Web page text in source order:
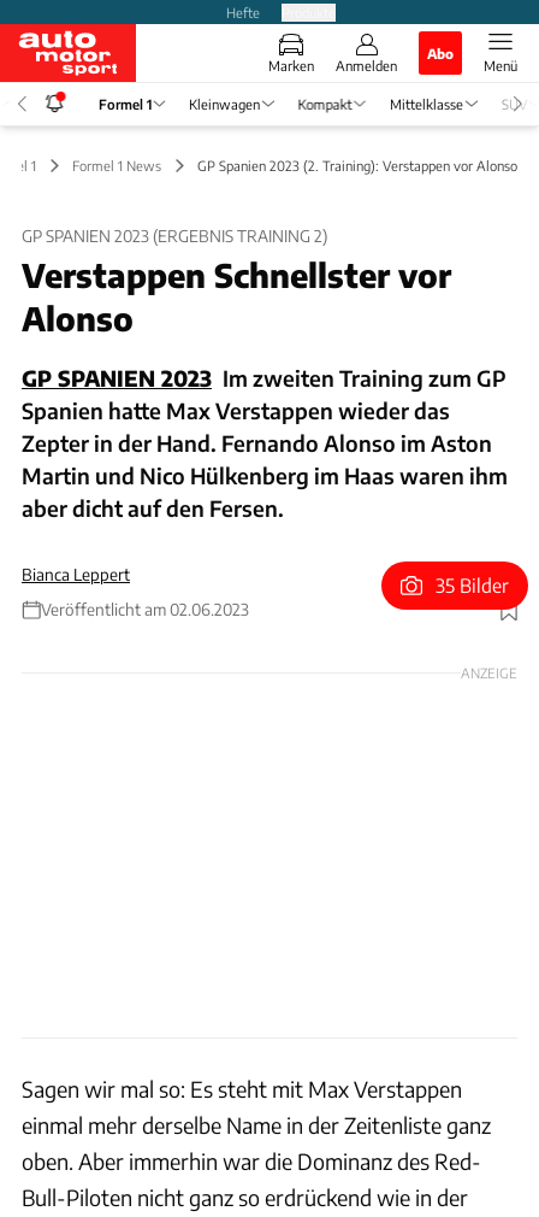
Hefte
Marken Anmelden
Abo
Menü
Formel 1 Kleinwagen Kompakt Mittelklasse SUV
1 Formel 1 News GP Spanien 2023 (2. Training): Verstappen vor Alonso
GP SPANIEN 2023 (ERGEBNIS TRAINING 2)
Verstappen Schnellster vor
Alonso
GP SPANIEN 2023 Im zweiten Training zum GP
Spanien hatte Max Verstappen wieder das
Zepter in der Hand. Fernando Alonso im Aston
Martin und Nico Hülkenberg im Haas waren ihm
aber dicht auf den Fersen.
Bianca Leppert
Veröffentlicht am 02.06.2023
Foto: Motorsport Images
35 Bilder
ANZEIGE
Sagen wir mal so: Es steht mit Max Verstappen
einmal mehr derselbe Name in der Zeitenliste ganz
oben. Aber immerhin war die Dominanz des Red-
Bull-Piloten nicht ganz so erdrückend wie in der